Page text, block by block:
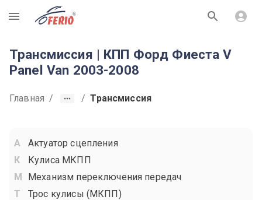
R
Трансмиссия | КПП Форд Фиеста V
Panel Van 2003-2008
Главная / / Трансмиссия
Актуатор сцепления
Кулиса МКПП
Механизм переключения передач
Трос кулисы (МКПП)